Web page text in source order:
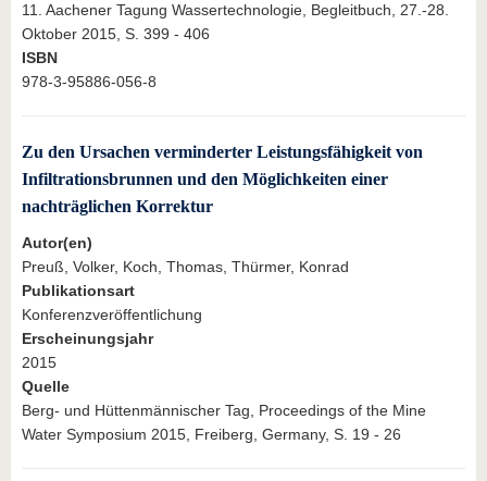
11. Aachener Tagung Wassertechnologie, Begleitbuch, 27.-28.
Oktober 2015, S. 399 - 406
ISBN
978-3-95886-056-8
Zu den Ursachen verminderter Leistungsfähigkeit von
Infiltrationsbrunnen und den Möglichkeiten einer
nachträglichen Korrektur
Autor(en)
Preuß, Volker, Koch, Thomas, Thürmer, Konrad
Publikationsart
Konferenzveröffentlichung
Erscheinungsjahr
2015
Quelle
Berg- und Hüttenmännischer Tag, Proceedings of the Mine
Water Symposium 2015, Freiberg, Germany, S. 19 - 26